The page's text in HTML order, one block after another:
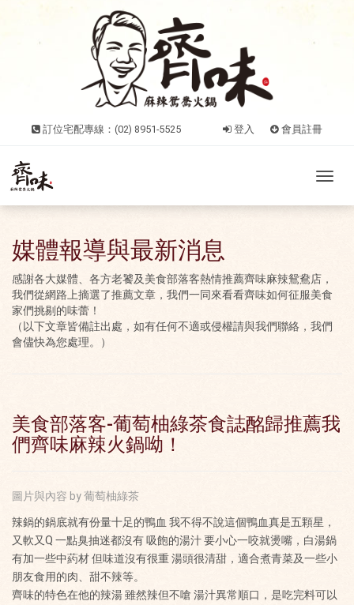
訂位宅配專線：(02) 8951-5525 會員註冊
登入
媒體報導與最新消息
感謝各大媒體、各方老饕及美食部落客熱情推薦齊味麻辣鴛鴦店，
我們從網路上摘選了推薦文章，我們一同來看看齊味如何征服美食
家們挑剔的味蕾！
（以下文章皆備註出處，如有任何不適或侵權請與我們聯絡，我們
會儘快為您處理。）
美食部落客-葡萄柚綠茶食誌酩歸推薦我
們齊味麻辣火鍋呦！
圖片與內容 by 葡萄柚綠茶
辣鍋的鍋底就有份量十足的鴨血 我不得不說這個鴨血真是五顆星，
又軟又Q 一點臭抽迷都沒有 吸飽的湯汁 要小心一咬就燙嘴，白湯鍋
有加一些中葯材 但味道沒有很重 湯頭很清甜， 適合煮青菜及一些小
朋友食用的肉、甜不辣等。
齊味的特色在他的辣湯 雖然辣但不嗆 湯汁異常順口，是吃完料可以